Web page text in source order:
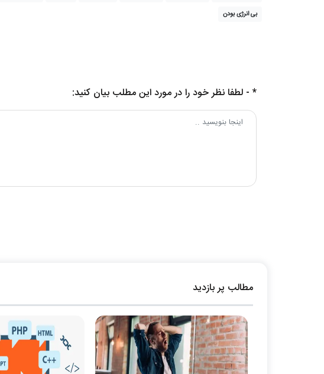
بی انرژی بودن
* - لطفا نظر خود را در مورد این مطلب بیان کنید:
مطالب پر بازدید